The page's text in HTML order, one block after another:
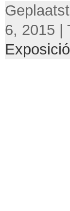
6, 2015 |